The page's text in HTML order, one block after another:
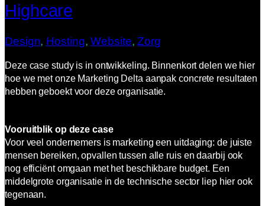
Highcare
Design, Hosting, Website, Zorg
Deze case study is in ontwikkeling. Binnenkort delen we hier
hoe we met onze Marketing Delta aanpak concrete resultaten
hebben geboekt voor deze organisatie.
Vooruitblik op deze case
Voor veel ondernemers is marketing een uitdaging: de juiste
mensen bereiken, opvallen tussen alle ruis en daarbij ook
nog efficiënt omgaan met het beschikbare budget. Een
middelgrote organisatie in de technische sector liep hier ook
tegenaan.